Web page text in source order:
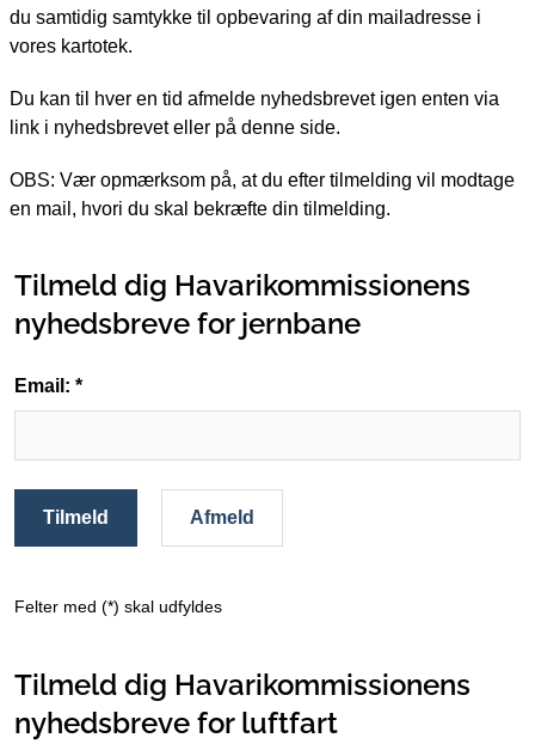
du samtidig samtykke til opbevaring af din mailadresse i
vores kartotek.
Du kan til hver en tid afmelde nyhedsbrevet igen enten via
link i nyhedsbrevet eller på denne side.
OBS: Vær opmærksom på, at du efter tilmelding vil modtage
en mail, hvori du skal bekræfte din tilmelding.
Tilmeld dig Havarikommissionens
nyhedsbreve for jernbane
Email: *
Tilmeld Afmeld
Felter med (*) skal udfyldes
Tilmeld dig Havarikommissionens
nyhedsbreve for luftfart